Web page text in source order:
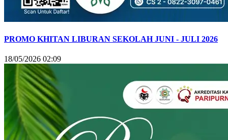
PROMO KHITAN LIBURAN SEKOLAH JUNI - JULI 2026
18/05/2026 02:09